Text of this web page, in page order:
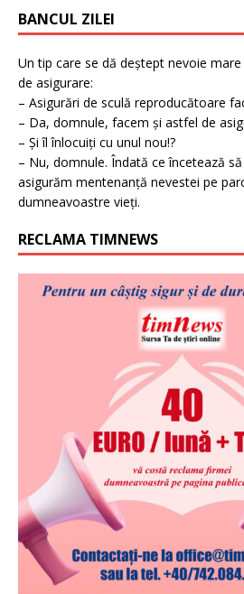
BANCUL ZILEI
Un tip care se dă deștept nevoie
de asigurare:
– Asigurări de sculă reproducătoare
– Da, domnule, facem și astfel de
– Și îl înlocuiți cu unul nou!?
– Nu, domnule. Îndată ce încetează
asigurăm mentenanță nevestei pe
dumneavoastre vieți.
RECLAMA TIMNEWS